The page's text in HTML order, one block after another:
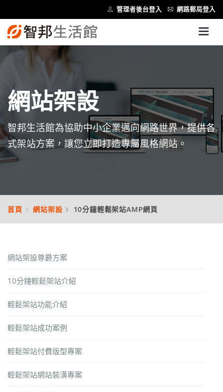
管理者後台登入 網路郵局登入
網站架設
智邦生活館為協助中小企業邁向網路世界，提供各
式架站方案，讓您立即打造專屬風格網站。
首頁 網站架設 10分鐘輕鬆架站AMP網頁
網站架設尊爵方案
10分鐘輕鬆架站介紹
輕鬆架站功能介紹
輕鬆架站成功案例
輕鬆架站付費版型專案
輕鬆架站網站裝潢專案